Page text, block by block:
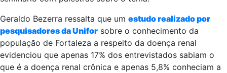
Geraldo Bezerra ressalta que um estudo realizado por
pesquisadores da Unifor sobre o conhecimento da
população de Fortaleza a respeito da doença renal
evidenciou que apenas 17% dos entrevistados sabiam o
que é a doença renal crônica e apenas 5,8% conheciam a